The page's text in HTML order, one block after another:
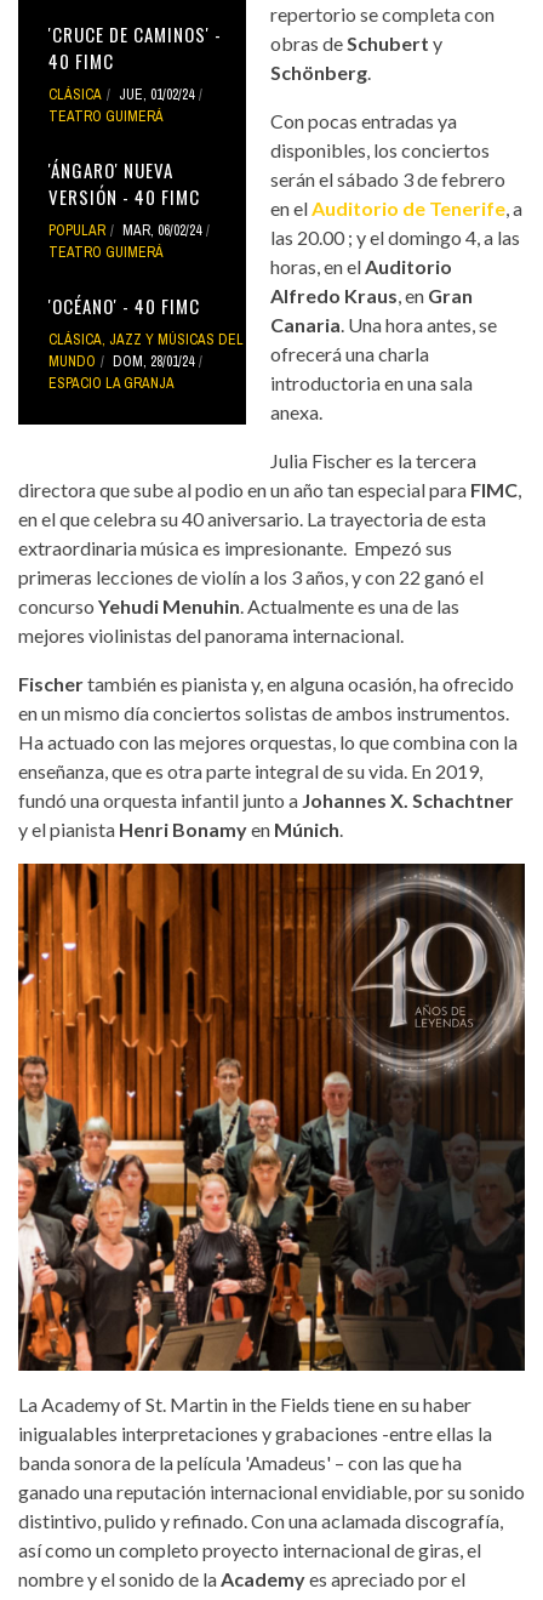
'CRUCE DE CAMINOS' -
40 FIMC
CLÁSICA
JUE, 01/02/24
TEATRO GUIMERÁ
'ÁNGARO' NUEVA
VERSIÓN - 40 FIMC
POPULAR
MAR, 06/02/24
TEATRO GUIMERÁ
'OCÉANO' - 40 FIMC
CLÁSICA, JAZZ Y MÚSICAS DEL
MUNDO
DOM, 28/01/24
ESPACIO LA GRANJA
repertorio se completa con
obras deSchubert y
Schönberg.
Con pocas entradas ya
disponibles, los conciertos
serán el sábado 3 de febrero
en elAuditorio de Tenerife, a
las 20.00 ; y el domingo 4, a las
horas, en elAuditorio
Alfredo Kraus, en Gran
Canaria. Una hora antes, se
ofrecerá una charla
introductoria en una sala
anexa.
Julia Fischer es la tercera
directora que sube al podio en un año tan especial para FIMC,
en el que celebra su 40 aniversario. La trayectoria de esta
extraordinaria música es impresionante. Empezó sus
primeras lecciones de violín a los 3 años, y con 22 ganó el
concurso Yehudi Menuhin. Actualmente es una de las
mejores violinistas del panorama internacional.
Fischertambién es pianista y, en alguna ocasión, ha ofrecido
en un mismo día conciertos solistas de ambos instrumentos.
Ha actuado con las mejores orquestas, lo que combina con la
enseñanza, que es otra parte integral de su vida. En 2019,
fundó una orquesta infantil junto a Johannes X. Schachtner
y el pianista Henri Bonamyen Múnich.
academy-of-st-martin-in-the-
fields.jpg
La Academy of St. Martin in the Fields tiene en su haber
inigualables interpretaciones y grabaciones -entre ellas la
banda sonora de la película 'Amadeus' – con las que ha
ganado una reputación internacional envidiable, por su sonido
distintivo, pulido y refinado. Con una aclamada discografía,
así como un completo proyecto internacional de giras, el
nombre y el sonido de laAcademyes apreciado por el